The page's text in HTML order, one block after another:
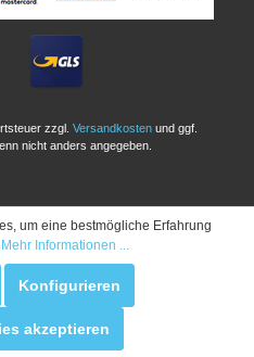
zzgl. Versandkosten und ggf.
nicht anders angegeben.
um eine bestmögliche Erfahrung
Mehr Informationen ...
Konfigurieren
akzeptieren